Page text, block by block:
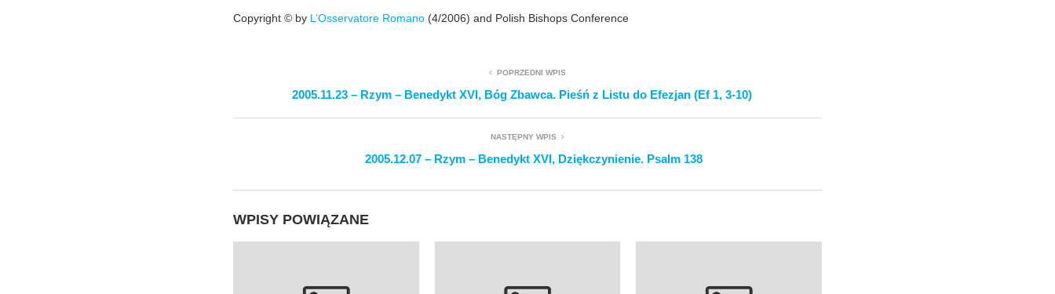
Copyright © by L’Osservatore Romano (4/2006) and Polish Bishops Conference
POPRZEDNI WPIS
2005.11.23 – Rzym – Benedykt XVI, Bóg Zbawca. Pieśń z Listu do Efezjan (Ef 1, 3-10)
NASTĘPNY WPIS
2005.12.07 – Rzym – Benedykt XVI, Dziękczynienie. Psalm 138
WPISY POWIĄZANE